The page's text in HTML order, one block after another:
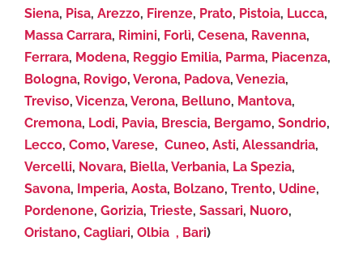
Siena, Pisa, Arezzo, Firenze, Prato, Pistoia, Lucca,
Massa Carrara, Rimini, Forlì, Cesena, Ravenna,
Ferrara, Modena, Reggio Emilia, Parma, Piacenza,
Bologna, Rovigo, Verona, Padova, Venezia,
Treviso, Vicenza, Verona, Belluno, Mantova,
Cremona, Lodi, Pavia, Brescia, Bergamo, Sondrio,
Lecco, Como, Varese, Cuneo, Asti, Alessandria,
Vercelli, Novara, Biella, Verbania, La Spezia,
Savona, Imperia, Aosta, Bolzano, Trento, Udine,
Pordenone, Gorizia, Trieste, Sassari, Nuoro,
Oristano, Cagliari, Olbia , Bari)